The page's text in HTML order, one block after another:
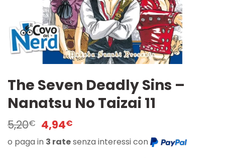
The Seven Deadly Sins –
Nanatsu No Taizai 11
5,20€ Il
prezzo
originale
4,94€
prezzo
attuale
o paga in 3 ratesenza interessi con